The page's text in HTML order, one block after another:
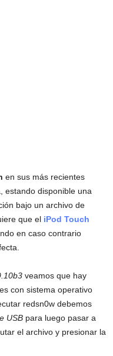
en sus más recientes
estando disponible una
bajo un archivo de
que el iPod Touch
en caso contrario
veamos que hay
con sistema operativo
redsn0w debemos
USB para luego pasar a
el archivo y presionar la